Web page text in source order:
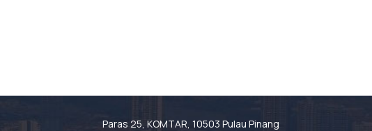
Paras 25, KOMTAR, 10503 Pulau Pinang